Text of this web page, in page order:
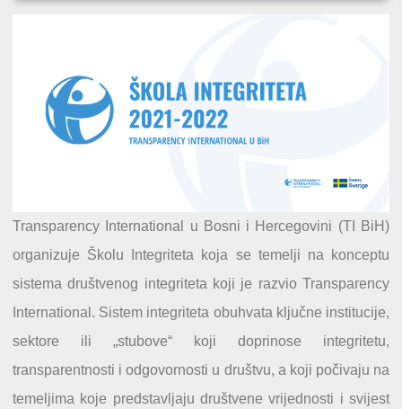
Transparency International u Bosni i Hercegovini (TI BiH)
organizuje Školu Integriteta koja se temelji na konceptu
sistema društvenog integriteta koji je razvio Transparency
International. Sistem integriteta obuhvata ključne institucije,
sektore ili „stubove“ koji doprinose integritetu,
transparentnosti i odgovornosti u društvu, a koji počivaju na
temeljima koje predstavljaju društvene vrijednosti i svijest